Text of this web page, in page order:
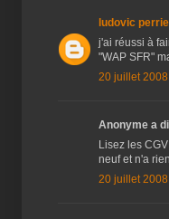
ludovic
j'ai réussi à
"WAP SFR"
20 juillet
Anonyme a
Lisez les
neuf et n'a
20 juillet